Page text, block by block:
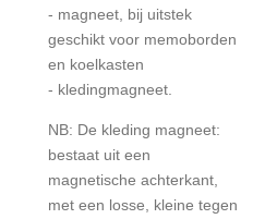
- magneet, bij uitstek
geschikt voor memoborden
en koelkasten
- kledingmagneet.
NB: De kleding magneet:
bestaat uit een
magnetische achterkant,
met een losse, kleine tegen